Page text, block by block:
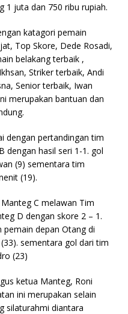
1 juta dan 750 ribu rupiah.
katagori pemain
Top Skore, Dede Rosadi,
belakang terbaik ,
Striker terbaik, Andi
Senior terbaik, Iwan
merupakan bantuan dan
dengan pertandingan tim
dengan hasil seri 1-1. gol
(9) sementara tim
(19).
C melawan Tim
D dengan skore 2 – 1.
depan Otang di
sementara gol dari tim
(23)
ketua Manteg, Roni
ini merupakan selain
silaturahmi diantara